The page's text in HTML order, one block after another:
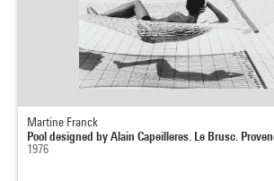
Martine Franck
Pool designed by Alain Capeilleres. Le Brusc.
1976